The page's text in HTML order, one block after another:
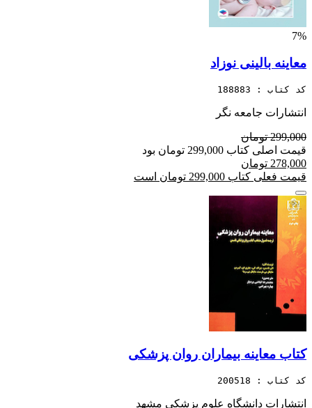
7%
معاینه بالینی نوزاد
کد کتاب : 188883
انتشارات جامعه نگر
299,000 تومان
قیمت اصلی کتاب 299,000 تومان بود
278,000 تومان
قیمت فعلی کتاب 299,000 تومان است
کتاب معاینه بیماران روان پزشکی
کد کتاب : 200518
انتشارات دانشگاه علوم پزشکی مشهد